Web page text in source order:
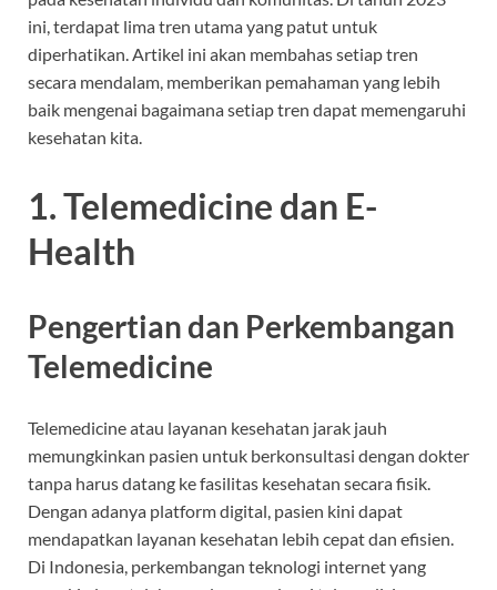
ini, terdapat lima tren utama yang patut untuk
diperhatikan. Artikel ini akan membahas setiap tren
secara mendalam, memberikan pemahaman yang lebih
baik mengenai bagaimana setiap tren dapat memengaruhi
kesehatan kita.
1. Telemedicine dan E-
Health
Pengertian dan Perkembangan
Telemedicine
Telemedicine atau layanan kesehatan jarak jauh
memungkinkan pasien untuk berkonsultasi dengan dokter
tanpa harus datang ke fasilitas kesehatan secara fisik.
Dengan adanya platform digital, pasien kini dapat
mendapatkan layanan kesehatan lebih cepat dan efisien.
Di Indonesia, perkembangan teknologi internet yang